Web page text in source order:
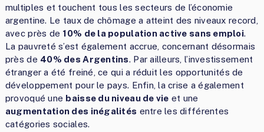
multiples et touchent tous les secteurs de l’économie
argentine. Le taux de chômage a atteint des niveaux record,
avec près de 10% de la population active sans emploi.
La pauvreté s’est également accrue, concernant désormais
près de 40% des Argentins. Par ailleurs, l’investissement
étranger a été freiné, ce qui a réduit les opportunités de
développement pour le pays. Enfin, la crise a également
provoqué une baisse du niveau de vie et une
augmentation des inégalités entre les différentes
catégories sociales.